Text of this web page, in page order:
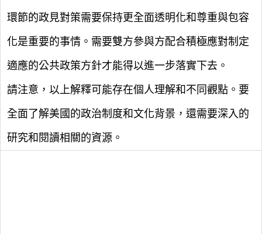
環節的政見對策需要保持更全面透明化和尊重與包容
化是重要的事情。需要雙方參與方配合積極應對制定
適應的公共政策方針才能得以進一步落實下去。
請注意，以上解釋可能存在個人理解和不同觀點。要
全面了解美國的政治制度和文化背景，還需要深入的
研究和閱讀相關的資源。